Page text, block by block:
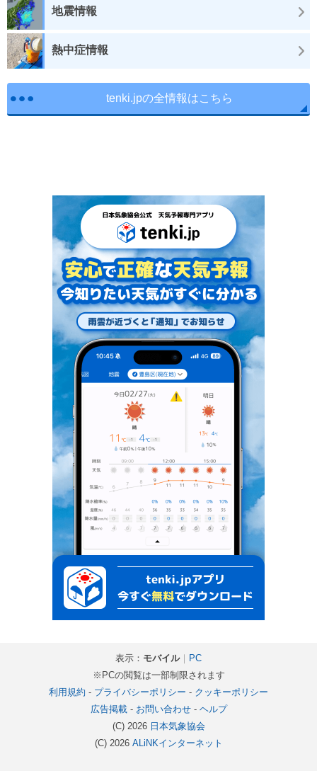
地震情報
熱中症情報
tenki.jpの全情報はこちら
表示： モバイル｜ PC
※PCの閲覧は一部制限されます
利用規約 - プライバシーポリシー - クッキーポリシー
広告掲載- お問い合わせ- ヘルプ
(C) 2026 日本気象協会
(C) 2026 ALiNKインターネット